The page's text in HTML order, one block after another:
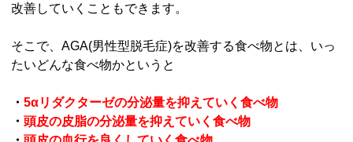
改善していくこともできます。
そこで、AGA(男性型脱毛症)を改善する食べ物とは、いっ
たいどんな食べ物かというと
・5αリダクターゼの分泌量を抑えていく食べ物
・頭皮の皮脂の分泌量を抑えていく食べ物